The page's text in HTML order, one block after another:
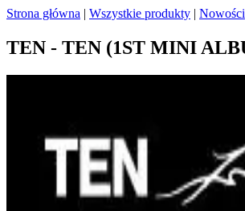
Strona główna | Wszystkie produkty | Nowości
TEN - TEN (1ST MINI